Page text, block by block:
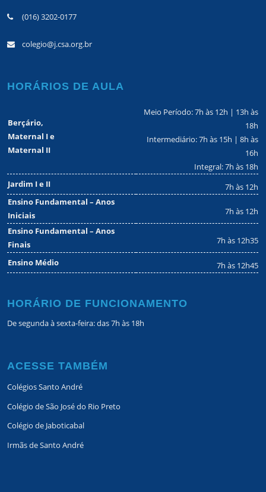
(016) 3202-0177
colegio@j.csa.org.br
HORÁRIOS DE AULA
Berçário,
Maternal I e
Maternal II
Meio Período: 7h às 12h | 13h às
18h
Intermediário: 7h às 15h | 8h às
16h
Integral: 7h às 18h
Jardim I e II
7h às 12h
Ensino Fundamental – Anos
Iniciais
7h às 12h
Ensino Fundamental – Anos
Finais
7h às 12h35
Ensino Médio 7h às 12h45
HORÁRIO DE FUNCIONAMENTO
De segunda à sexta-feira: das 7h às 18h
ACESSE TAMBÉM
Colégios Santo André
Colégio de São José do Rio Preto
Colégio de Jaboticabal
Irmãs de Santo André